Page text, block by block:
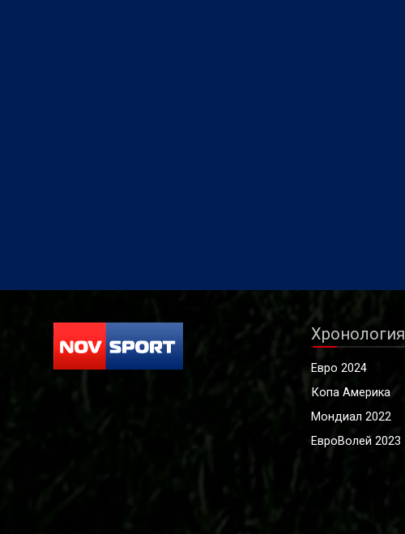
Хронология
Евро 2024
Копа Америка
Мондиал 2022
ЕвроВолей 2023